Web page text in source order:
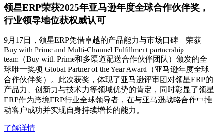
领星ERP荣获2025年亚马逊年度全球合作伙伴奖，
行业领导地位获权威认可
9月17日，领星ERP凭借卓越的产品能力与市场口碑，荣获
Buy with Prime and Multi-Channel Fulfillment partnership
team（Buy with Prime和多渠道配送合作伙伴团队）颁发的全
球唯一奖项 Global Partner of the Year Award（亚马逊年度全球
合作伙伴奖）。此次获奖，体现了亚马逊评审团对领星ERP的
产品力、创新力与技术力等领域优势的肯定，同时彰显了领星
ERP作为跨境ERP行业全球领导者，在与亚马逊战略合作中推
动客户成功并实现自身持续增长的能力。
了解详情